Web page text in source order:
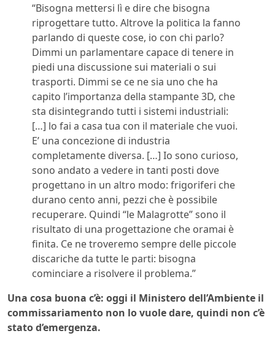
“Bisogna mettersi lì e dire che bisogna
riprogettare tutto. Altrove la politica la fanno
parlando di queste cose, io con chi parlo?
Dimmi un parlamentare capace di tenere in
piedi una discussione sui materiali o sui
trasporti. Dimmi se ce ne sia uno che ha
capito l’importanza della stampante 3D, che
sta disintegrando tutti i sistemi industriali:
[…] lo fai a casa tua con il materiale che vuoi.
E’ una concezione di industria
completamente diversa. […] Io sono curioso,
sono andato a vedere in tanti posti dove
progettano in un altro modo: frigoriferi che
durano cento anni, pezzi che è possibile
recuperare. Quindi “le Malagrotte” sono il
risultato di una progettazione che oramai è
finita. Ce ne troveremo sempre delle piccole
discariche da tutte le parti: bisogna
cominciare a risolvere il problema.”
Una cosa buona c’è: oggi il Ministero dell’Ambiente il
commissariamento non lo vuole dare, quindi non c’è
stato d’emergenza.